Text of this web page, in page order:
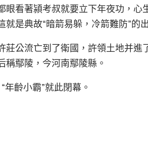
眼看著潁考叔就要立下年夜功，
是典故“暗箭易躲，冷箭難防”的
莊公流亡到了衛國，許領土地并進
鄢陵，今河南鄢陵縣。
齡小霸”就此閉幕。